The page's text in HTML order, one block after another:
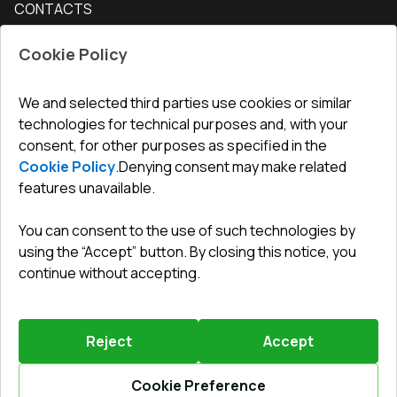
Interior doors
How to measure windows
For companies, cooperation
Conditions for returning goods
Guarantee
CONTACTS
undefined(undefined)
info@toptechnik.com.pl
Polityka prywatności
REGULAMIN
©2026.All right reserved.Powered byVitrager.com.
Report a problem?
Cookie Policy
We and selected third parties use cookies or similar
technologies for technical purposes and, with your
consent, for other purposes as specified in the
Cookie Policy.Denying consent may make related
features unavailable.
You can consent to the use of such technologies by
using the “Accept” button. By closing this notice, you
continue without accepting.
Reject Accept
Cookie Preference